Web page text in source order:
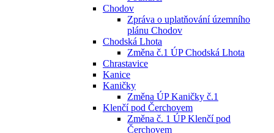
Chodov
Zpráva o uplatňování územního
plánu Chodov
Chodská Lhota
Změna č.1 ÚP Chodská Lhota
Chrastavice
Kanice
Kaničky
Změna ÚP Kaničky č.1
Klenčí pod Čerchovem
Změna č. 1 ÚP Klenčí pod
Čerchovem